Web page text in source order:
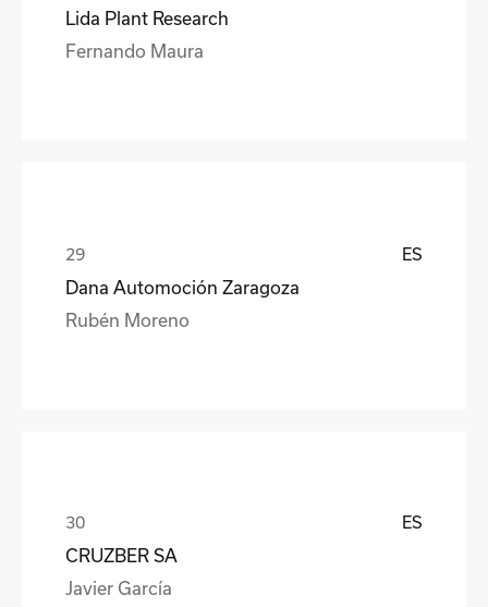
Lida Plant Research
Fernando Maura
ES
Dana Automoción Zaragoza
Rubén Moreno
ES
CRUZBER SA
Javier García